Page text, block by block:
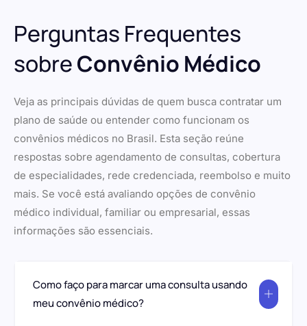
Perguntas Frequentes
sobreConvênio Médico
Veja as principais dúvidas de quem busca contratar um
plano de saúde ou entender como funcionam os
convênios médicos no Brasil. Esta seção reúne
respostas sobre agendamento de consultas, cobertura
de especialidades, rede credenciada, reembolso e muito
mais. Se você está avaliando opções de convênio
médico individual, familiar ou empresarial, essas
informações são essenciais.
Como faço para marcar uma consulta usando
meu convênio médico?